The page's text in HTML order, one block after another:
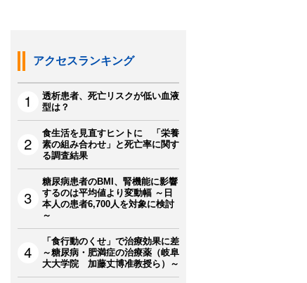
アクセスランキング
透析患者、死亡リスクが低い血液
型は？
食生活を見直すヒントに 「栄養
素の組み合わせ」と死亡率に関す
る調査結果
糖尿病患者のBMI、腎機能に影響
するのは平均値より変動幅 ～日
本人の患者6,700人を対象に検討
～
「食行動のくせ」で治療効果に差
～糖尿病・肥満症の治療薬（岐阜
大大学院 加藤丈博准教授ら）～